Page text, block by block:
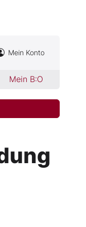
Mein Konto
Mein B:O